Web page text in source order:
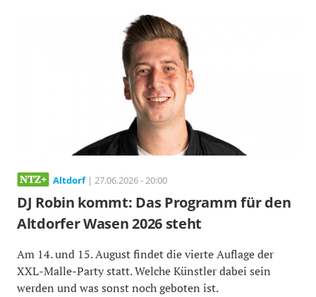
Altdorf| 27.06.2026 - 20:00
DJ Robin kommt: Das Programm für den
Altdorfer Wasen 2026 steht
Am 14. und 15. August findet die vierte Auflage der
XXL-Malle-Party statt. Welche Künstler dabei sein
werden und was sonst noch geboten ist.